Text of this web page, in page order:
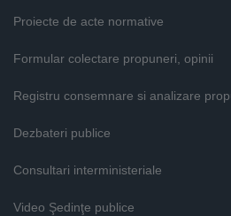
Proiecte de acte normative
Formular colectare propuneri, opinii
Registru consemnare si analizare
Dezbateri publice
Consultari interministeriale
Video Şedinţe publice